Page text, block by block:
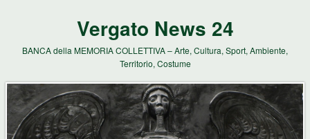
Vergato News 24
BANCA della MEMORIA COLLETTIVA – Arte, Cultura, Sport, Ambiente,
Territorio, Costume